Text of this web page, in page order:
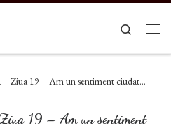
Search
– Ziua 19 – Am un sentiment ciudat…
19 – Am un sentiment